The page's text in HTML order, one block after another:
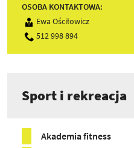
OSOBA KONTAKTOWA:
Ewa Ościłowicz
512 998 894
Sport i rekreacja
Akademia fitness